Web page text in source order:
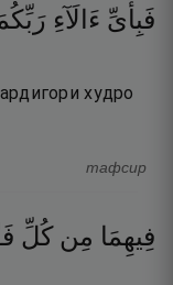
فَبِأَىِّ ءَالَآءِ
худро
тафсир
فِيهِمَا مِن كُلِّ